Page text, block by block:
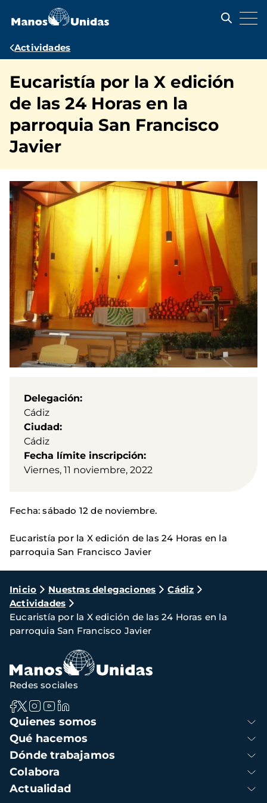
contenido
Ruta
navegación
Actividades
Eucaristía por la X edición
de las 24 Horas en la
parroquia San Francisco
Javier
Delegación
Cádiz
Ciudad
Cádiz
Fecha límite inscripción
Viernes, 11 noviembre, 2022
Fecha: sábado 12 de noviembre.
Eucaristía por la X edición de las 24 Horas en la
parroquia San Francisco Javier
Ruta
de
navegación
Inicio Nuestras delegaciones
Cádiz
Actividades
Eucaristía por la X edición de las 24 Horas en la
parroquia San Francisco Javier
Navegación
principal
Quienes somos
Qué hacemos
Dónde trabajamos
Colabora
Actualidad
Redes sociales